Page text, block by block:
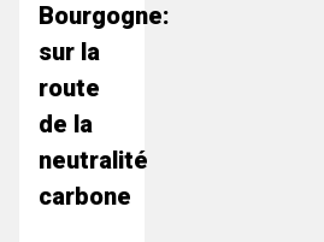
Bourgogne:
sur la
route
de la
neutralité
carbone